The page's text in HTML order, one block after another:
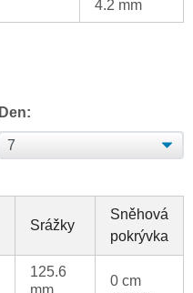
4.2 mm
Den:
Srážky
Sněhová
pokrývka
125.6
0 cm